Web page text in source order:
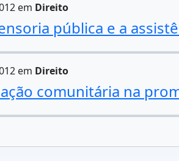
em Direito
pública e a
em Direito
comunitária na